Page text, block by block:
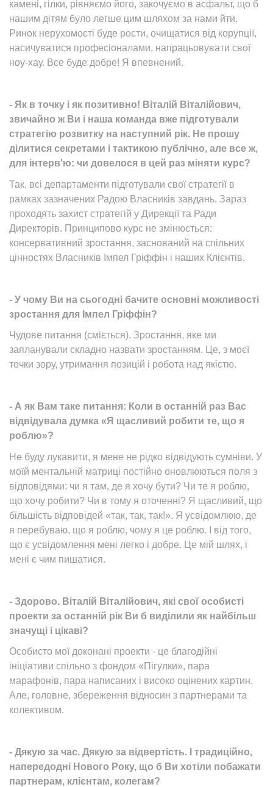
камені, гілки, рівняємо його, закочуємо в асфальт, що б
нашим дітям було легше цим шляхом за нами йти.
Ринок нерухомості буде рости, очищатися від корупції,
насичуватися професіоналами, напрацьовувати свої
ноу-хау. Все буде добре! Я впевнений.
- Як в точку і як позитивно! Віталій Віталійович,
звичайно ж Ви і наша команда вже підготували
стратегію розвитку на наступний рік. Не прошу
ділитися секретами і тактикою публічно, але все ж,
для інтерв'ю: чи довелося в цей раз міняти курс?
Так, всі департаменти підготували свої стратегії в
рамках зазначених Радою Власників завдань. Зараз
проходять захист стратегій у Дирекції та Ради
Директорів. Принципово курс не змінюється:
консервативний зростання, заснований на спільних
цінностях Власників Імпел Гріффін і наших Клієнтів.
- У чому Ви на сьогодні бачите основні можливості
зростання для Імпел Гріффін?
Чудове питання (сміється). Зростання, яке ми
запланували складно назвати зростанням. Це, з моєї
точки зору, утримання позицій і робота над якістю.
- А як Вам таке питання: Коли в останній раз Вас
відвідувала думка «Я щасливий робити те, що я
роблю»?
Не буду лукавити, я мене не рідко відвідують сумніви. У
моїй ментальній матриці постійно оновлюються поля з
відповідями: чи я там, де я хочу бути? Чи те я роблю,
що хочу робити? Чи в тому я оточенні? Я щасливий, що
більшість відповідей «так, так, так!». Я усвідомлюю, де
я перебуваю, що я роблю, чому я це роблю. І від того,
що є усвідомлення мені легко і добре. Це мій шлях, і
мені є чим пишатися.
- Здорово. Віталій Віталійович, які свої особисті
проекти за останній рік Ви б виділили як найбільш
значущі і цікаві?
Особисто мої доконані проекти - це благодійні
ініціативи спільно з фондом «Пігулки», пара
марафонів, пара написаних і високо оцінених картин.
Але, головне, збереження відносин з партнерами та
колективом.
- Дякую за час. Дякую за відвертість. І традиційно,
напередодні Нового Року, що б Ви хотіли побажати
партнерам, клієнтам, колегам?